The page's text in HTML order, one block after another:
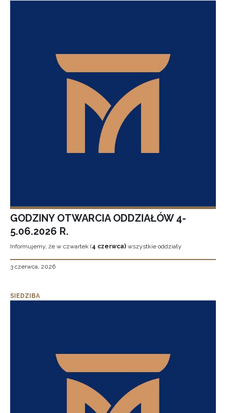
GODZINY OTWARCIA ODDZIAŁÓW 4-
5.06.2026 R.
Informujemy, że w czwartek (4 czerwca) wszystkie oddziały
3 czerwca, 2026
SIEDZIBA